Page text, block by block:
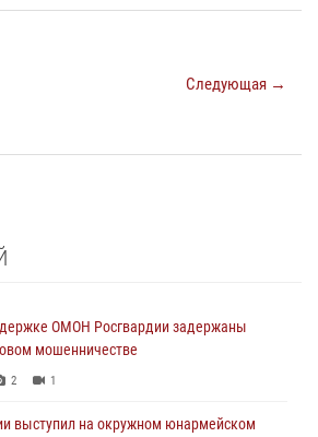
Следующая →
ОМОН Росгвардии задержаны
мошенничестве
2 1
выступил на окружном юнармейском